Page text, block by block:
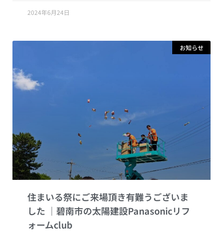
2024年6月24日
お知らせ
住まいる祭にご来場頂き有難うございま
した